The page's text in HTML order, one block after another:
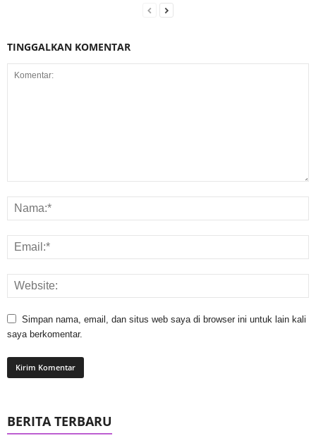
TINGGALKAN KOMENTAR
Simpan nama, email, dan situs web saya di browser ini untuk lain kali
saya berkomentar.
BERITA TERBARU